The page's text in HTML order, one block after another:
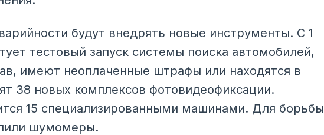
будут внедрять новые инструменты. С 1
тестовый запуск системы поиска автомобилей,
имеют неоплаченные штрафы или находятся в
38 новых комплексов фотовидеофиксации.
15 специализированными машинами. Для борьбы
шумомеры.